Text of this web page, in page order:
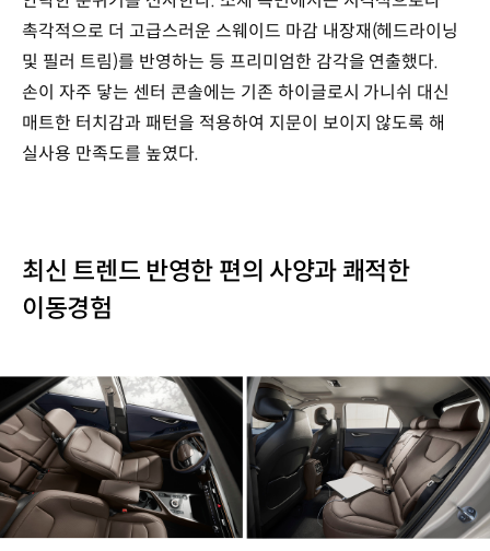
촉각적으로 더 고급스러운 스웨이드 마감 내장재(헤드라이닝
및 필러 트림)를 반영하는 등 프리미엄한 감각을 연출했다.
손이 자주 닿는 센터 콘솔에는 기존 하이글로시 가니쉬 대신
매트한 터치감과 패턴을 적용하여 지문이 보이지 않도록 해
실사용 만족도를 높였다.
최신 트렌드 반영한 편의 사양과 쾌적한
이동경험